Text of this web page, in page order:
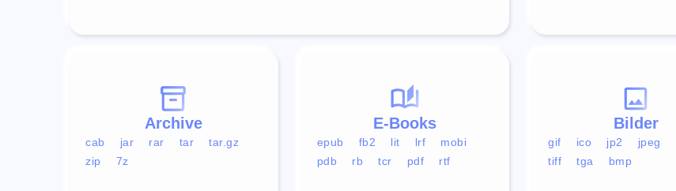
Bilder
gif ico jp2 jpeg
tiff
tga bmp
E-Books
epub fb2 lit lrf
mobi
pdb
rb tcr pdf rtf
Archive
cab jar rar tar
tar.gz
zip
7z